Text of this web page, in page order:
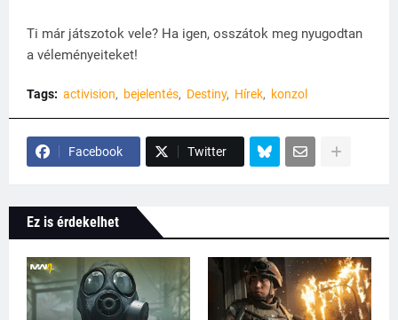
Ti már játszotok vele? Ha igen, osszátok meg nyugodtan
a véleményeiteket!
Tags: activision bejelentés Destiny Hírek konzol
Facebook Twitter
Ez is érdekelhet